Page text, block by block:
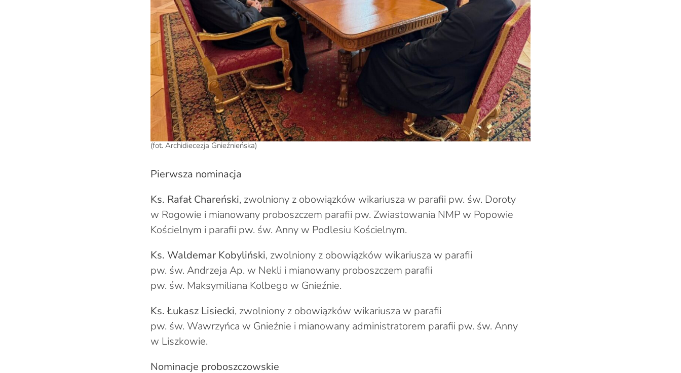
(fot. Archidiecezja Gnieźnieńska)
Pierwsza nominacja
Ks. Rafał Chareński, zwolniony z obowiązków wikariusza w parafii pw. św. Doroty
w Rogowie i mianowany proboszczem parafii pw. Zwiastowania NMP w Popowie
Kościelnym i parafii pw. św. Anny w Podlesiu Kościelnym.
Ks. Waldemar Kobyliński, zwolniony z obowiązków wikariusza w parafii
pw. św. Andrzeja Ap. w Nekli i mianowany proboszczem parafii
pw. św. Maksymiliana Kolbego w Gnieźnie.
Ks. Łukasz Lisiecki, zwolniony z obowiązków wikariusza w parafii
pw. św. Wawrzyńca w Gnieźnie i mianowany administratorem parafii pw. św. Anny
w Liszkowie.
Nominacje proboszczowskie